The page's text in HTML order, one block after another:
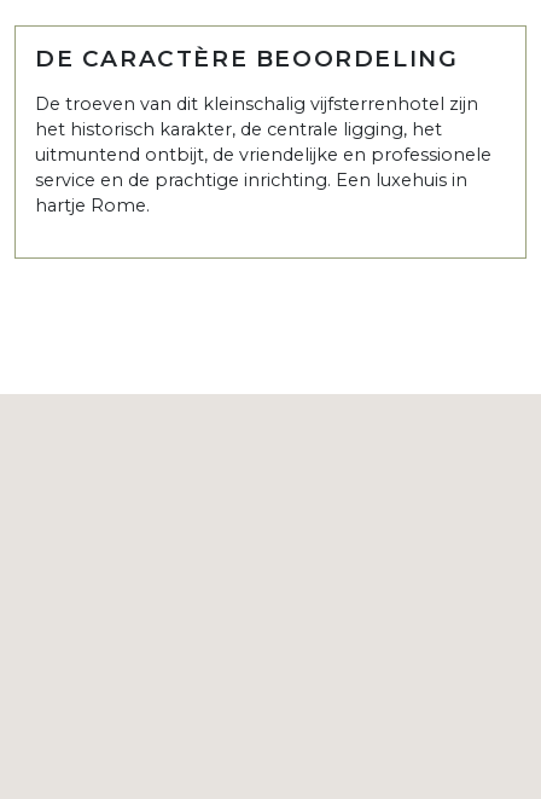
DE CARACTÈRE BEOORDELING
De troeven van dit kleinschalig vijfsterrenhotel zijn
het historisch karakter, de centrale ligging, het
uitmuntend ontbijt, de vriendelijke en professionele
service en de prachtige inrichting. Een luxehuis in
hartje Rome.